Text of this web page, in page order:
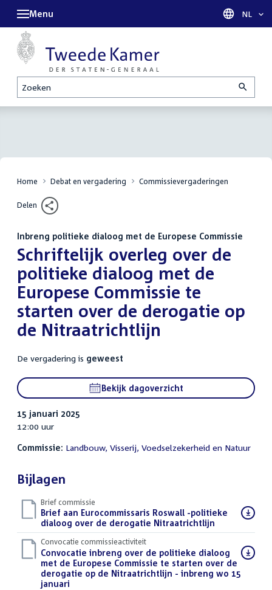
Zoeken
Menu Taal
NL
Home Debat en vergadering Commissievergaderingen
Delen
Inbreng politieke dialoog met de Europese Commissie
:Schriftelijk overleg over de
politieke dialoog met de
Europese Commissie te
starten over de derogatie op
de Nitraatrichtlijn
De vergadering is geweest
Bekijk dagoverzicht
15 januari 2025
12:00 uur
Commissie: Landbouw, Visserij, Voedselzekerheid en Natuur
Bijlagen
Brief commissie
Download
bestand:
Brief aan Eurocommissaris Roswall -politieke
dialoog over de derogatie Nitraatrichtlijn
Convocatie commissieactiviteit
Download
bestand:
Convocatie inbreng over de politieke dialoog
met de Europese Commissie te starten over de
derogatie op de Nitraatrichtlijn - inbreng wo 15
januari